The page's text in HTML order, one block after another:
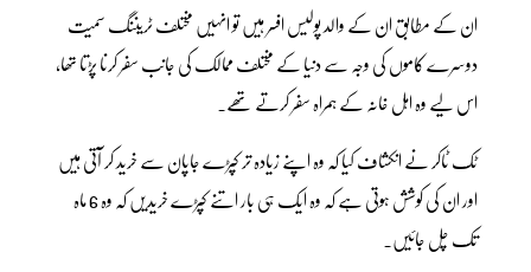
ان کے مطابق ان کے والد پولیس افسر ہیں تو انہیں مختلف ٹریننگ سمیت
دوسرے کاموں کی وجہ سے دنیا کے مختلف ممالک کی جانب سفر کرنا پڑتا تھا،
اس لیے وہ اہل خانہ کے ہمراہ سفر کرتے تھے۔
ٹک ٹاکر نے انکشاف کیا کہ وہ اپنے زیادہ تر کپڑے جاپان سے خرید کر آتی ہیں
اور ان کی کوشش ہوتی ہے کہ وہ ایک ہی بار اتنے کپڑے خریدیں کہ وہ 6 ماہ
تک چل جائیں۔